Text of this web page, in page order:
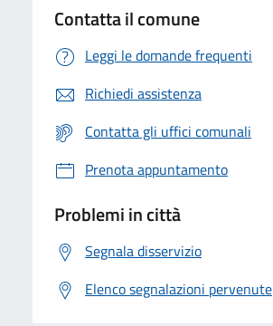
Contatta il comune
Leggi le domande frequenti
Richiedi assistenza
Contatta gli uffici comunali
Prenota appuntamento
Problemi in città
Segnala disservizio
Elenco segnalazioni pervenute